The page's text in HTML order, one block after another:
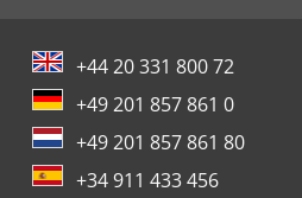
+44 20 331 800 72
+49 201 857 861 0
+49 201 857 861 80
+34 911 433 456